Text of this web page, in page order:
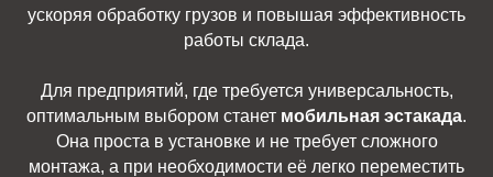
ускоряя обработку грузов и повышая эффективность
работы склада.
Для предприятий, где требуется универсальность,
оптимальным выбором станет мобильная эстакада.
Она проста в установке и не требует сложного
монтажа, а при необходимости её легко переместить